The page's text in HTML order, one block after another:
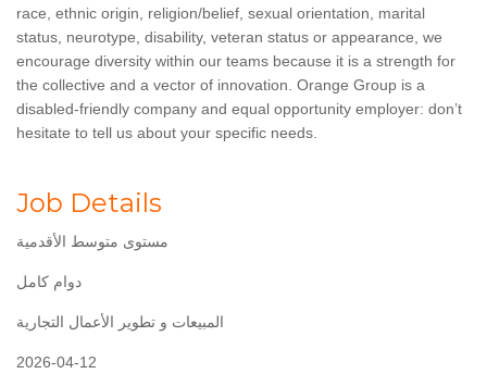
race, ethnic origin, religion/belief, sexual orientation, marital
status, neurotype, disability, veteran status or appearance, we
encourage diversity within our teams because it is a strength for
the collective and a vector of innovation. Orange Group is a
disabled-friendly company and equal opportunity employer: don’t
hesitate to tell us about your specific needs.
Job Details
مستوى متوسط الأقدمية
دوام كامل
المبيعات و تطوير الأعمال التجارية
2026-04-12